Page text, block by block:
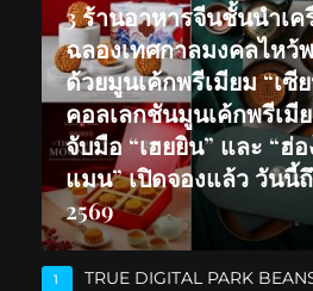
3 ร้านอาหารจีนชั้นนำเ
ฉลองเทศกาลมงคลไหว้
ด้วยมูนเค้กพรีเมียม “เซี
คอลเลกชันมูนเค้กพรีเมี
จับมือ “เฮยยิน” และ “ฮ่
แมน” เปิดจองแล้ว วันนี้
2569
1
TRUE DIGITAL PARK